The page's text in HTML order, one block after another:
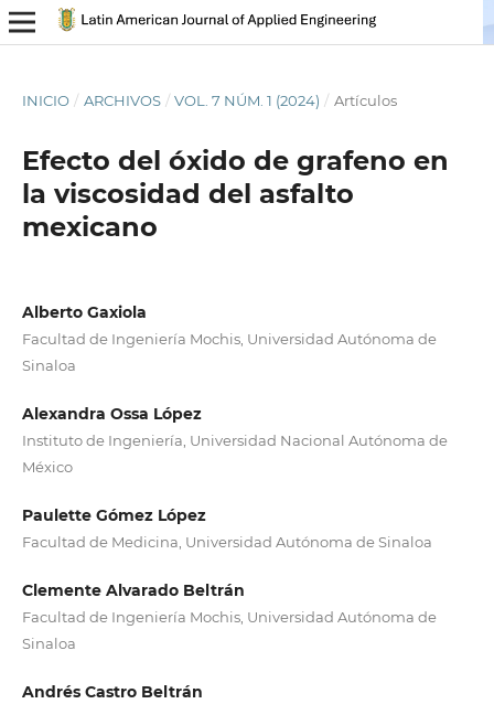
INICIO / ARCHIVOS / VOL. 7 NÚM. 1 (2024) / Artículos
Efecto del óxido de grafeno en
la viscosidad del asfalto
mexicano
Alberto Gaxiola
Facultad de Ingeniería Mochis, Universidad Autónoma de
Sinaloa
Alexandra Ossa López
Instituto de Ingeniería, Universidad Nacional Autónoma de
México
Paulette Gómez López
Facultad de Medicina, Universidad Autónoma de Sinaloa
Clemente Alvarado Beltrán
Facultad de Ingeniería Mochis, Universidad Autónoma de
Sinaloa
Andrés Castro Beltrán